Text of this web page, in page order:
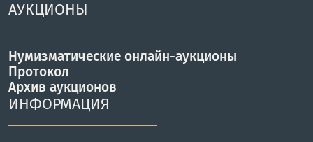
АУКЦИОНЫ
Нумизматические онлайн-аукционы
Протокол
Архив аукционов
ИНФОРМАЦИЯ